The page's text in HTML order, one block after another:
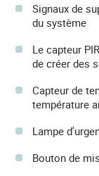
Signaux de
du système
Le capteur
de créer des
Capteur de
température
Lampe
Bouton de